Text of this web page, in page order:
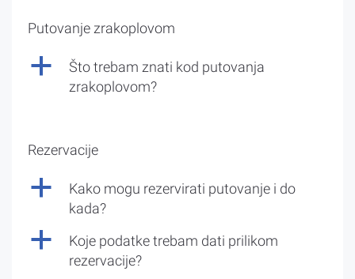
Putovanje zrakoplovom
a
Što trebam znati kod putovanja
zrakoplovom?
Rezervacije
a
Kako mogu rezervirati putovanje i do
kada?
a
Koje podatke trebam dati prilikom
rezervacije?